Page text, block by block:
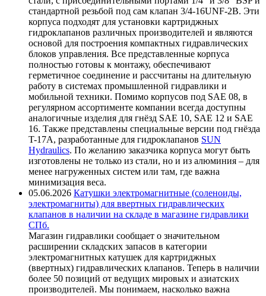
стандартной резьбой под сам клапан 3/4-16UNF-2B. Эти
корпуса подходят для установки картриджных
гидроклапанов различных производителей и являются
основой для построения компактных гидравлических
блоков управления. Все представленные корпуса
полностью готовы к монтажу, обеспечивают
герметичное соединение и рассчитаны на длительную
работу в системах промышленной гидравлики и
мобильной техники. Помимо корпусов под SAE 08, в
регулярном ассортименте компании всегда доступны
аналогичные изделия для гнёзд SAE 10, SAE 12 и SAE
16. Также представлены специальные версии под гнёзда
T-17A, разработанные для гидроклапанов SUN
Hydraulics. По желанию заказчика корпуса могут быть
изготовлены не только из стали, но и из алюминия – для
менее нагруженных систем или там, где важна
минимизация веса.
05.06.2026 Катушки электромагнитные (соленоиды,
электромагниты) для ввертных гидравлических
клапанов в наличии на складе в магазине гидравлики
СПб.
Магазин гидравлики сообщает о значительном
расширении складских запасов в категории
электромагнитных катушек для картриджных
(ввертных) гидравлических клапанов. Теперь в наличии
более 50 позиций от ведущих мировых и азиатских
производителей. Мы понимаем, насколько важна